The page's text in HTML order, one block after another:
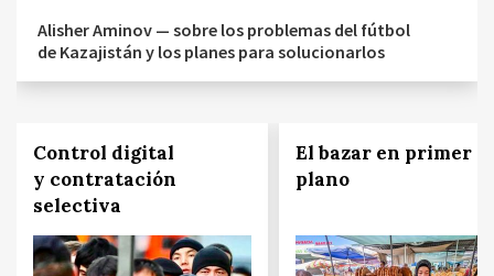
Alisher Aminov — sobre los problemas del fútbol
de Kazajistán y los planes para solucionarlos
Control digital
y contratación
selectiva
El bazar en primer
plano